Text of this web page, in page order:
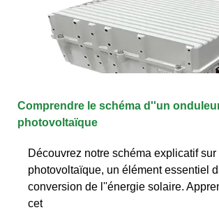
Comprendre le schéma d''un
photovoltaïque
Découvrez notre schéma explicatif
photovoltaïque, un élément essentiel
conversion de l''énergie solaire.
cet